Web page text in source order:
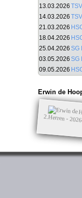
13.03.2026
14.03.2026
21.03.2026
18.04.2026
25.04.2026 SG
03.05.2026 SG
09.05.2026
Erwin de
2.Herren -